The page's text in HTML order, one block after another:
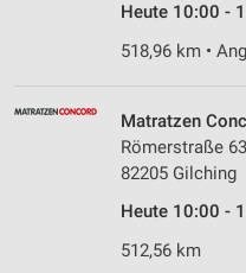
Heute 10:00 -
518,96 km •
Matratzen
Römerstraße
82205 Gilching
Heute 10:00 -
512,56 km